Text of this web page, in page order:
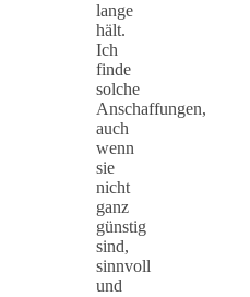
lange
hält.
Ich
finde
solche
Anschaffungen,
auch
wenn
sie
nicht
ganz
günstig
sind,
sinnvoll
und